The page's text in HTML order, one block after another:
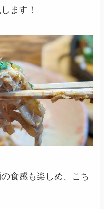
ます！
食感も楽しめ、こち